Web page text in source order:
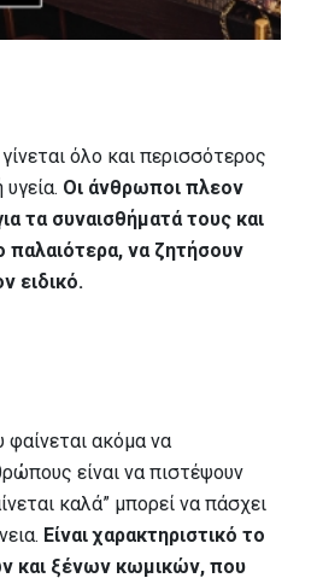
όλο και περισσότερος
Οι άνθρωποι πλεον
τα συναισθήματά τους και
παλαιότερα, να ζητήσουν
ειδικό.
ακόμα να
είναι να πιστέψουν
καλά” μπορεί να πάσχει
Είναι χαρακτηριστικό το
και ξένων κωμικών, που